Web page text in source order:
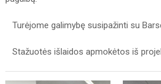
Turėjome galimybę susipažinti su
Stažuotės išlaidos apmokėtos iš